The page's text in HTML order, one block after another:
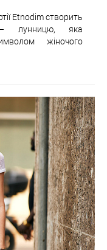
Etnodim створить
лунницю, яка
жіночого